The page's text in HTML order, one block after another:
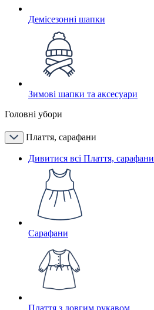
Демісезонні шапки
Зимові шапки та аксесуари
Головні убори
Плаття, сарафани
Дивитися всі Плаття, сарафани
Сарафани
Плаття з довгим рукавом